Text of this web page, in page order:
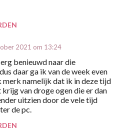
2021 om 13:24
benieuwd naar die
daar ga ik van de week even
merk namelijk dat ik in deze tijd
krijg van droge ogen die er dan
uitzien door de vele tijd
de pc.